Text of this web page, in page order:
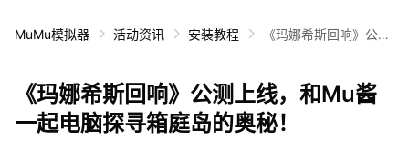
MuMu模拟器 活动资讯 安装教程
《玛娜希斯回响》公测
《玛娜希斯回响》公测上线，和Mu酱
一起电脑探寻箱庭岛的奥秘！